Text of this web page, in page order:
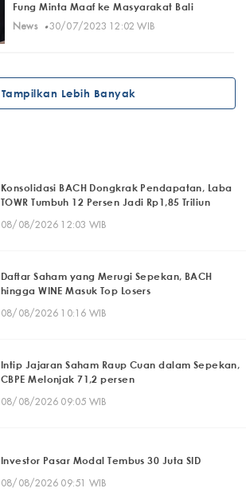
Fung Minta Maaf ke Masyarakat Bali
News· 30/07/2023 12:02 WIB
Tampilkan Lebih Banyak
Konsolidasi BACH Dongkrak Pendapatan, Laba
TOWR Tumbuh 12 Persen Jadi Rp1,85 Triliun
08/08/2026 12:03 WIB
Daftar Saham yang Merugi Sepekan, BACH
hingga WINE Masuk Top Losers
08/08/2026 10:16 WIB
Intip Jajaran Saham Raup Cuan dalam Sepekan,
CBPE Melonjak 71,2 persen
08/08/2026 09:05 WIB
Investor Pasar Modal Tembus 30 Juta SID
08/08/2026 09:51 WIB